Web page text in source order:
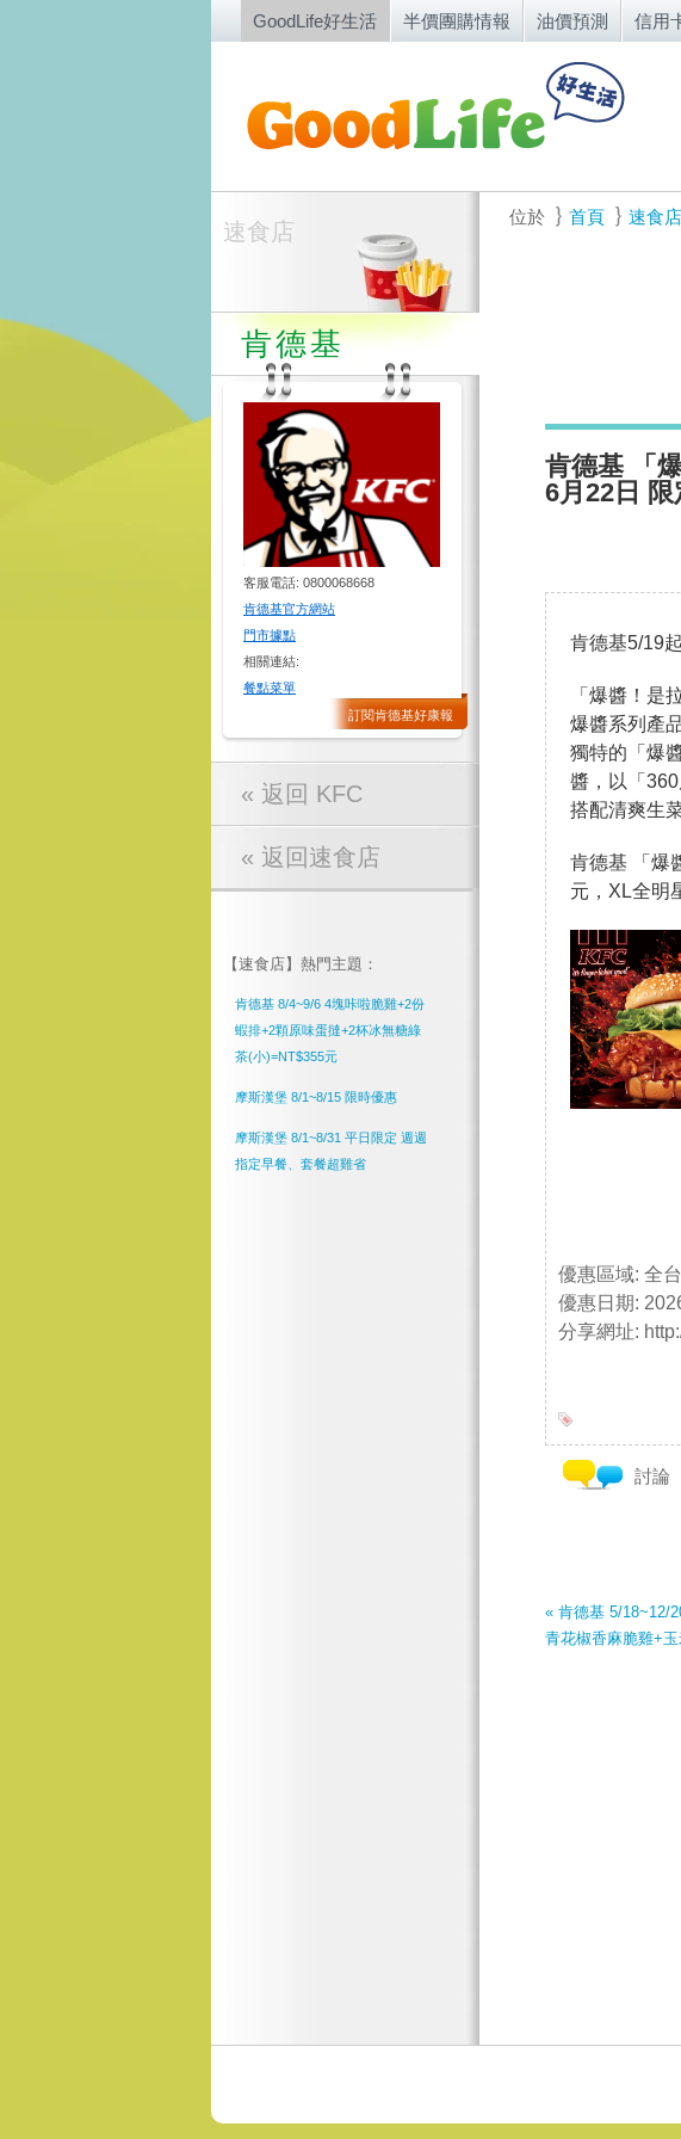
GoodLife好生活 半價團購情報 油價預測 信用
速食店
肯德基
客服電話: 0800068668
肯德基官方網站
門市據點
相關連結:
餐點菜單
訂閱肯德基好康報
« 返回 KFC
« 返回速食店
【速食店】熱門主題：
肯德基 8/4~9/6 4塊咔啦脆雞+2份
蝦排+2顆原味蛋撻+2杯冰無糖綠
茶(小)=NT$355元
摩斯漢堡 8/1~8/15 限時優惠
摩斯漢堡 8/1~8/31 平日限定 週週
指定早餐、套餐超雞省
位於 首頁 速食店
肯德基 「
6月22日
肯德基5/19
「爆醬！是
爆醬系列產
獨特的「爆
醬，以「
搭配清爽生
肯德基 「爆
元，XL全明
優惠區域: 全台
優惠日期:
分享網址:
討論
« 肯德基 5/18~12/
青花椒香麻脆雞+